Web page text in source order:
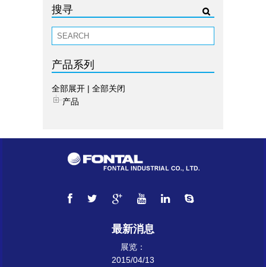
搜寻
产品系列
全部展开 | 全部关闭
产品
最新消息
展览：
2015/04/13